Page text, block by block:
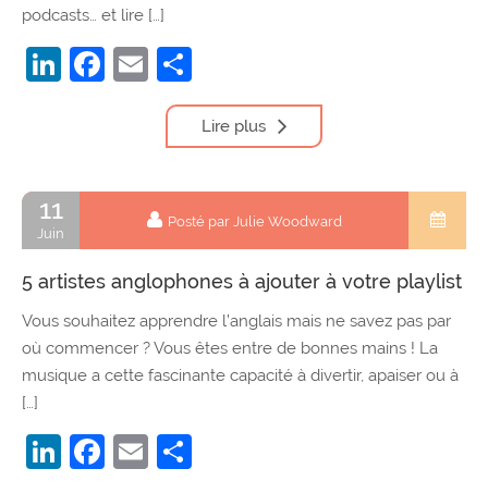
podcasts… et lire […]
LinkedIn
Facebook
Email
Lire plus
11
Juin
Posté par Julie Woodward
5 artistes anglophones à ajouter à votre playlist
Vous souhaitez apprendre l’anglais mais ne savez pas par
où commencer ? Vous êtes entre de bonnes mains ! La
musique a cette fascinante capacité à divertir, apaiser ou à
[…]
LinkedIn
Facebook
Email